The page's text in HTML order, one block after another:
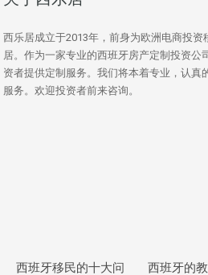
西乐居成立于2013年，前身为欧洲电商投
居。作为一家专业的西班牙房产定制投资公
资者提供定制服务。我们将本着专业，认真
服务。欢迎投资者前来咨询。
西班牙移民的十大问
西班牙的